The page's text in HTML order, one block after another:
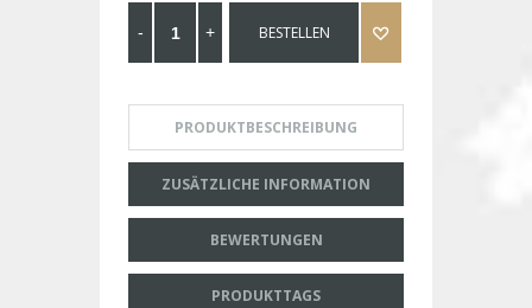
BESTELLEN
PRODUKTBESCHREIBUNG
ZUSÄTZLICHE INFORMATION
BEWERTUNGEN
PRODUKTTAGS